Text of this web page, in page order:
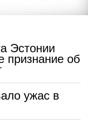
Эстонии
признание об
ужас в